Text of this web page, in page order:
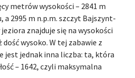
metrów wysokości – 2841 m
a 2995 m n.p.m. szczyt Bajszynt-
znajduje się na wysokości
wysoko. W tej zabawie z
jest jednak inna liczba: ta, która
– 1642, czyli maksymalna